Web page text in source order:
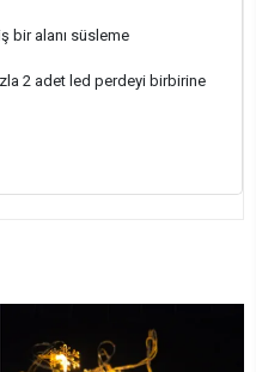
bir alanı süsleme
2 adet led perdeyi birbirine